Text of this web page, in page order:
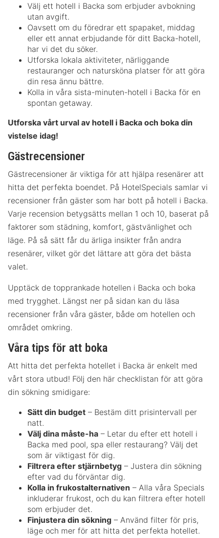
Välj ett hotell i Backa som erbjuder avbokning
utan avgift.
Oavsett om du föredrar ett spapaket, middag
eller ett annat erbjudande för ditt Backa-hotell,
har vi det du söker.
Utforska lokala aktiviteter, närliggande
restauranger och natursköna platser för att göra
din resa ännu bättre.
Kolla in våra sista-minuten-hotell i Backa för en
spontan getaway.
Utforska vårt urval av hotell i Backa och boka din
vistelse idag!
Gästrecensioner
Gästrecensioner är viktiga för att hjälpa resenärer att
hitta det perfekta boendet. På HotelSpecials samlar vi
recensioner från gäster som har bott på hotell i Backa.
Varje recension betygsätts mellan 1 och 10, baserat på
faktorer som städning, komfort, gästvänlighet och
läge. På så sätt får du ärliga insikter från andra
resenärer, vilket gör det lättare att göra det bästa
valet.
Upptäck de topprankade hotellen i Backa och boka
med trygghet. Längst ner på sidan kan du läsa
recensioner från våra gäster, både om hotellen och
området omkring.
Våra tips för att boka
Att hitta det perfekta hotellet i Backa är enkelt med
vårt stora utbud! Följ den här checklistan för att göra
din sökning smidigare:
Sätt din budget – Bestäm ditt prisintervall per
natt.
Välj dina måste-ha – Letar du efter ett hotell i
Backa med pool, spa eller restaurang? Välj det
som är viktigast för dig.
Filtrera efter stjärnbetyg – Justera din sökning
efter vad du förväntar dig.
Kolla in frukostalternativen – Alla våra Specials
inkluderar frukost, och du kan filtrera efter hotell
som erbjuder det.
Finjustera din sökning – Använd filter för pris,
läge och mer för att hitta det perfekta hotellet.